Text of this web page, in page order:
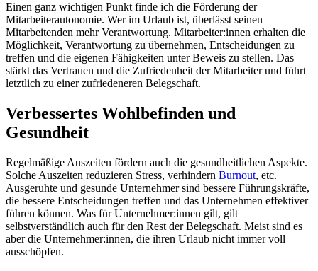
Einen ganz wichtigen Punkt finde ich die Förderung der
Mitarbeiterautonomie. Wer im Urlaub ist, überlässt seinen
Mitarbeitenden mehr Verantwortung. Mitarbeiter:innen erhalten die
Möglichkeit, Verantwortung zu übernehmen, Entscheidungen zu
treffen und die eigenen Fähigkeiten unter Beweis zu stellen. Das
stärkt das Vertrauen und die Zufriedenheit der Mitarbeiter und führt
letztlich zu einer zufriedeneren Belegschaft.
Verbessertes Wohlbefinden und
Gesundheit
Regelmäßige Auszeiten fördern auch die gesundheitlichen Aspekte.
Solche Auszeiten reduzieren Stress, verhindern Burnout, etc.
Ausgeruhte und gesunde Unternehmer sind bessere Führungskräfte,
die bessere Entscheidungen treffen und das Unternehmen effektiver
führen können. Was für Unternehmer:innen gilt, gilt
selbstverständlich auch für den Rest der Belegschaft. Meist sind es
aber die Unternehmer:innen, die ihren Urlaub nicht immer voll
ausschöpfen.